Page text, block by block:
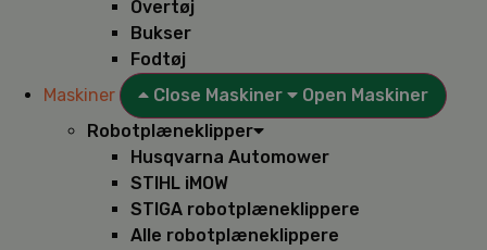
Overtøj
Bukser
Fodtøj
Maskiner
Close Maskiner
Open Maskiner
Robotplæneklipper
Husqvarna Automower
STIHL iMOW
STIGA robotplæneklippere
Alle robotplæneklippere